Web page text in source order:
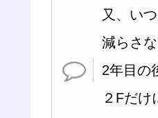
又、い
減らさ
2年目の
２Fだ